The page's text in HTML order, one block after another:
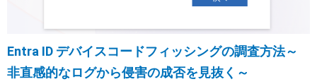
Entra ID デバイスコードフィッシングの調査方法～
非直感的なログから侵害の成否を見抜く～